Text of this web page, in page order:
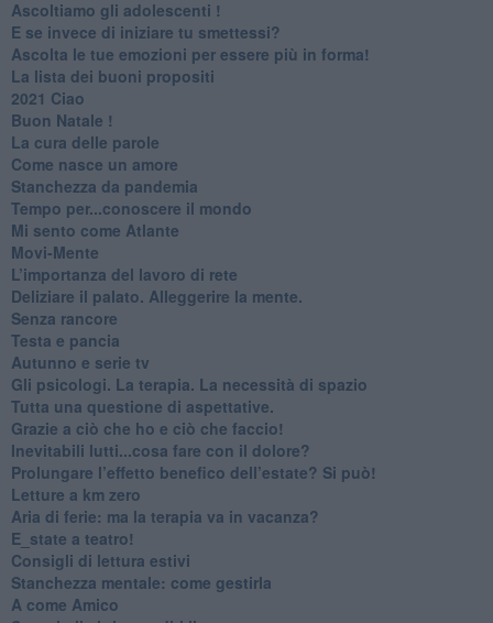
Ascoltiamo gli adolescenti !
​E se invece di iniziare tu smettessi?
​Ascolta le tue emozioni per essere più in forma!
​La lista dei buoni propositi
2021 Ciao
Buon Natale !
​La cura delle parole
​Come nasce un amore
Stanchezza da pandemia
​Tempo per...conoscere il mondo
​Mi sento come Atlante
​Movi-Mente
​L’importanza del lavoro di rete
​Deliziare il palato. Alleggerire la mente.
​Senza rancore
​Testa e pancia
​Autunno e serie tv
​Gli psicologi. La terapia. La necessità di spazio
​Tutta una questione di aspettative.
​Grazie a ciò che ho e ciò che faccio!
​Inevitabili lutti...cosa fare con il dolore?
Prolungare l’effetto benefico dell’estate? Si può!
​Letture a km zero
​Aria di ferie: ma la terapia va in vacanza?
​E_state a teatro!
​Consigli di lettura estivi
​Stanchezza mentale: come gestirla
​A come Amico